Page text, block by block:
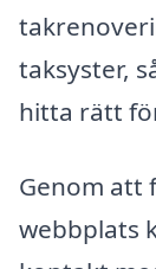
taksyster,
hitta rätt
Genom att
webbplats